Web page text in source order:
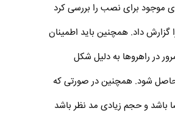
موجود برای نصب را بررسی کرد
گزارش داد. همچنین باید اطمینان
در راهروها به دلیل شکل
شود. همچنین در صورتی که
و حجم زیادی مد نظر باشد